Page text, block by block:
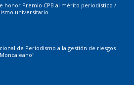
honor Premio CPB al mérito periodístico /
universitario
de Periodismo a la gestión de riesgos